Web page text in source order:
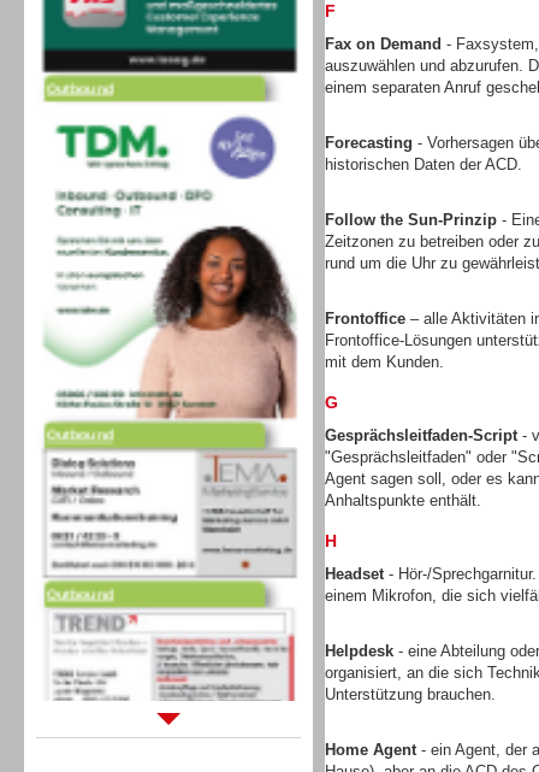
Outbound
Outbound
Sprachdialogsysteme u. Ki/
F
Fax on Demand -
auszuwählen und abzurufen.
einem separaten Anruf
Forecasting - Vorhersagen
historischen Daten der ACD.
Follow the Sun-Prinzip -
Zeitzonen zu betreiben oder
rund um die Uhr zu
Frontoffice – alle Aktivitäten
Frontoffice-Lösungen
mit dem Kunden.
G
Gesprächsleitfaden-Script-
"Gesprächsleitfaden" oder
Agent sagen soll, oder es
Anhaltspunkte enthält.
H
Headset- Hör-/
einem Mikrofon, die sich
Helpdesk - eine Abteilung
organisiert, an die sich
Unterstützung brauchen.
Home Agent- ein Agent, der